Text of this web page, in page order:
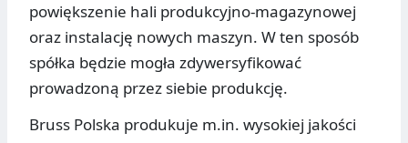
powiększenie hali produkcyjno-magazynowej
oraz instalację nowych maszyn. W ten sposób
spółka będzie mogła zdywersyfikować
prowadzoną przez siebie produkcję.
Bruss Polska produkuje m.in. wysokiej jakości